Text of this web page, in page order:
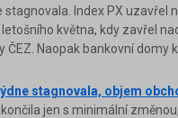
Index PX uzavřel
května, kdy zavřel
Naopak bankovní domy
stagnovala, objem
jen s minimální